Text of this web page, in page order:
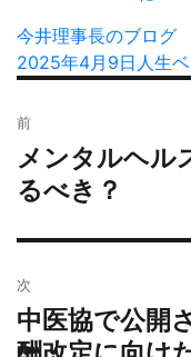
投
稿
今井理事長のブログ
投
日:
2025年4月9日 カ
ー
人生タ
稿
ナ
ビ
シ
ョ
ン
前
過
去
投
メンタルヘル
るべき？
次
次
の
中医協で公開